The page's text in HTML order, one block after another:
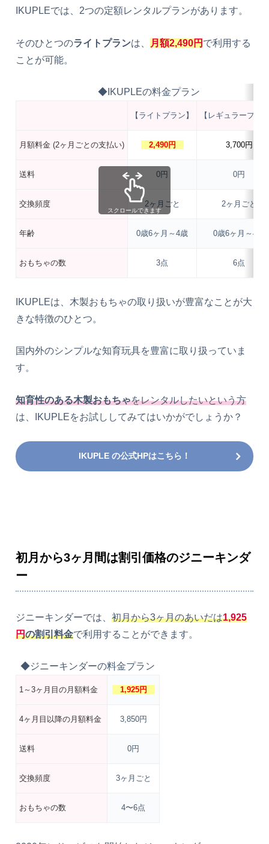
IKUPLEでは、2つの定額レンタルプランがあります。
そのひとつのライトプランは、 月額2,490円 で利用する
ことが可能。
◆IKUPLEの料金プラン
【ライトプラン】 【レギュラープラ
月額料金 (2ヶ月ごとの支払い) 2,490円 3,700円
送料 0円 0円
交換頻度 2ヶ月ごと 2ヶ月ごと
年齢 0歳6ヶ月～4歳 0歳6ヶ月～4歳
おもちゃの数 3点 6点
スクロールできます
IKUPLEは、木製おもちゃの取り扱いが豊富なことが大
きな特徴のひとつ。
国内外のシンプルな知育玩具を豊富に取り扱っていま
す。
知育性のある木製おもちゃをレンタルしたいという方
は、IKUPLEをお試ししてみてはいかがでしょうか？
IKUPLE の公式HPはこちら！
初月から3ヶ月間は割引価格のジニーキンダ
ー
ジニーキンダーでは、 初月から3ヶ月のあいだは1,925
円の割引料金で利用することができます。
◆ジニーキンダーの料金プラン
1～3ヶ月目の月額料金 1,925円
4ヶ月目以降の月額料金 3,850円
送料 0円
交換頻度 3ヶ月ごと
おもちゃの数 4〜6点